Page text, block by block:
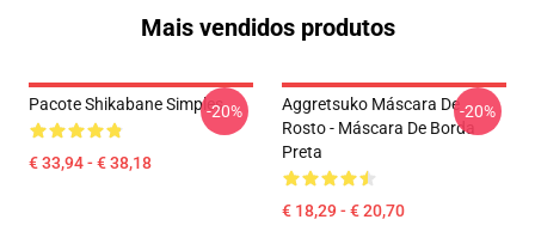
Mais vendidos produtos
Pacote Shikabane Simples
€ 33,94 - € 38,18
-20%
Aggretsuko Máscara De
Rosto - Máscara De Borda
Preta
€ 18,29 - € 20,70
-20%